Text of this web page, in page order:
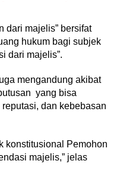
dari majelis” bersifat
hukum bagi subjek
dari majelis”.
mengandung akibat
yang bisa
dan kebebasan
konstitusional Pemohon
majelis,” jelas